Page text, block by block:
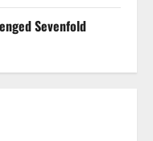
Sevenfold